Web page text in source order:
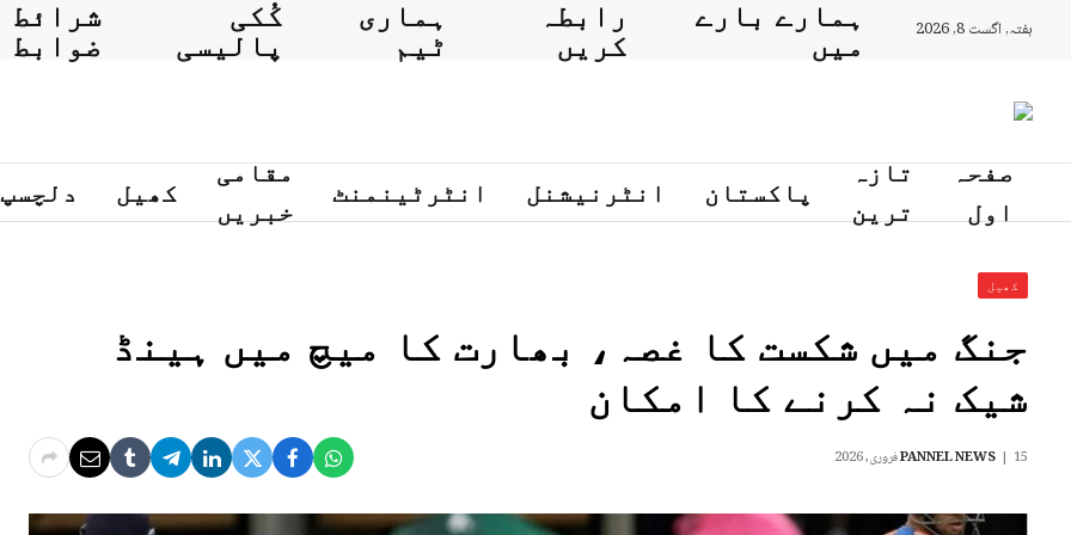
ہفتہ, اگست 8, 2026 ہمارے بارے
میں
رابطہ
کریں
ہماری
ٹیم
کُکی
پالیسی
شرائط
ضوابط
صفحہ
اول
تازہ
ترین
پاکستان انٹرنیشنل انٹرٹینمنٹ
مقامی
خبریں
کھیل دلچسپ
کھیل
جنگ میں شکست کا غصہ، بھارت کا میچ میں ہینڈ
شیک نہ کرنے کا امکان
PANNEL NEWS 15 فروری, 2026